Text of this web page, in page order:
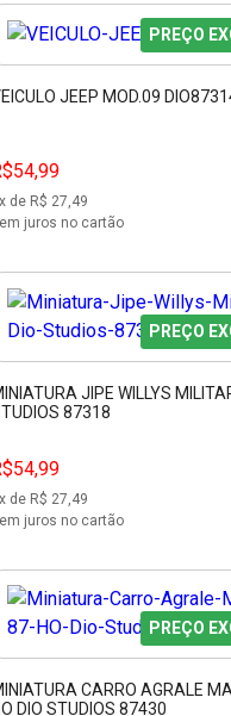
PREÇO
JEEP MOD.09
x de R$ 27,49
juros no cartão
PREÇO
JIPE WILLYS
87318
x de R$ 27,49
juros no cartão
PREÇO
CARRO AGRALE
DIO STUDIOS 87430